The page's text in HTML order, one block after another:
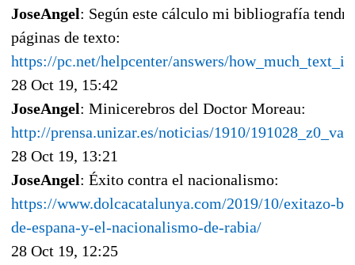
JoseAngel: Según este cálculo mi bibliografía
páginas de texto:
https://pc.net/helpcenter/answers/
28 Oct 19, 15:42
JoseAngel: Minicerebros del Doctor Moreau:
http://prensa.unizar.es/noticias/1910/
28 Oct 19, 13:21
JoseAngel: Éxito contra el nacionalismo:
https://www.dolcacatalunya.com/2019/10/exitazo-
de-espana-y-el-nacionalismo-de-rabia/
28 Oct 19, 12:25